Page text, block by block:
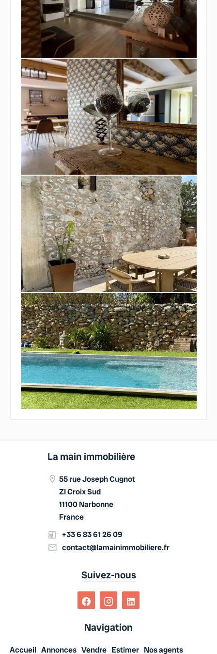
La main immobilière
55 rue Joseph Cugnot
ZI Croix Sud
11100 Narbonne
France
+33 6 83 61 26 09
contact@lamainimmobiliere.fr
Suivez-nous
Navigation
Accueil Annonces Vendre Estimer Nos agents